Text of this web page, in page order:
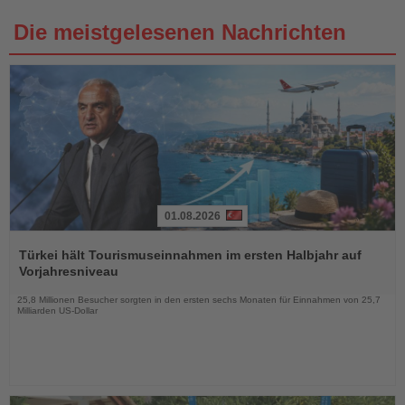
Die meistgelesenen Nachrichten
Sie
die
Nachrichten
01.08.2026
Türkei hält Tourismuseinnahmen im ersten Halbjahr auf
Vorjahresniveau
25,8 Millionen Besucher sorgten in den ersten sechs Monaten für Einnahmen von 25,7
Milliarden US-Dollar